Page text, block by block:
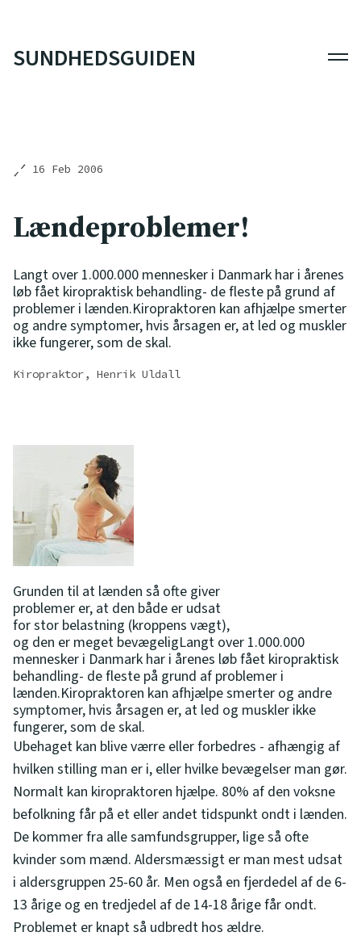
SUNDHEDSGUIDEN
16 Feb 2006
Lændeproblemer!
Langt over 1.000.000 mennesker i Danmark har i årenes
løb fået kiropraktisk behandling- de fleste på grund af
problemer i lænden.Kiropraktoren kan afhjælpe smerter
og andre symptomer, hvis årsagen er, at led og muskler
ikke fungerer, som de skal.
Kiropraktor, Henrik Uldall
Grunden til at lænden så ofte giver
problemer er, at den både er udsat
for stor belastning (kroppens vægt),
og den er meget bevægeligLangt over 1.000.000
mennesker i Danmark har i årenes løb fået kiropraktisk
behandling- de fleste på grund af problemer i
lænden.Kiropraktoren kan afhjælpe smerter og andre
symptomer, hvis årsagen er, at led og muskler ikke
fungerer, som de skal.
Ubehaget kan blive værre eller forbedres - afhængig af
hvilken stilling man er i, eller hvilke bevægelser man gør.
Normalt kan kiropraktoren hjælpe. 80% af den voksne
befolkning får på et eller andet tidspunkt ondt i lænden.
De kommer fra alle samfundsgrupper, lige så ofte
kvinder som mænd. Aldersmæssigt er man mest udsat
i aldersgruppen 25-60 år. Men også en fjerdedel af de 6-
13 årige og en tredjedel af de 14-18 årige får ondt.
Problemet er knapt så udbredt hos ældre.